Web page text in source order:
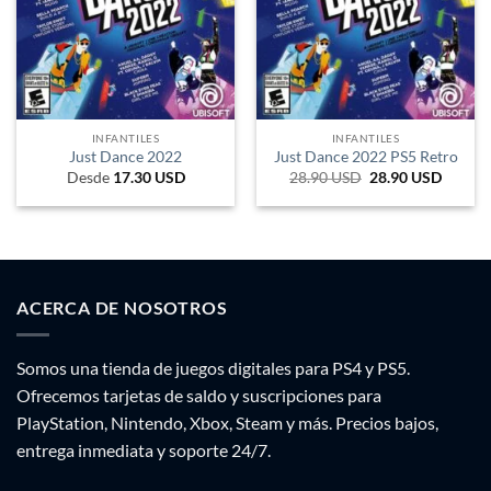
INFANTILES
Just Dance 2022
Desde 17.30 USD
INFANTILES
Just Dance 2022 PS5 Retro
28.90USD El
original
28.90 USD
actual
ACERCA DE NOSOTROS
Somos una tienda de juegos digitales para PS4 y PS5.
Ofrecemos tarjetas de saldo y suscripciones para
PlayStation, Nintendo, Xbox, Steam y más. Precios bajos,
entrega inmediata y soporte 24/7.